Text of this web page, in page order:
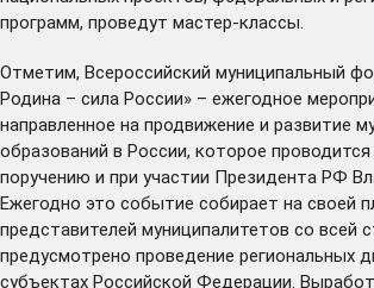
программ, проведут мастер-классы.
Отметим, Всероссийский муниципальный
Родина – сила России» – ежегодное
направленное на продвижение и развитие
образований в России, которое проводится
поручению и при участии Президента РФ
Ежегодно это событие собирает на своей
представителей муниципалитетов со всей
предусмотрено проведение региональных
субъектах Российской Федерации.